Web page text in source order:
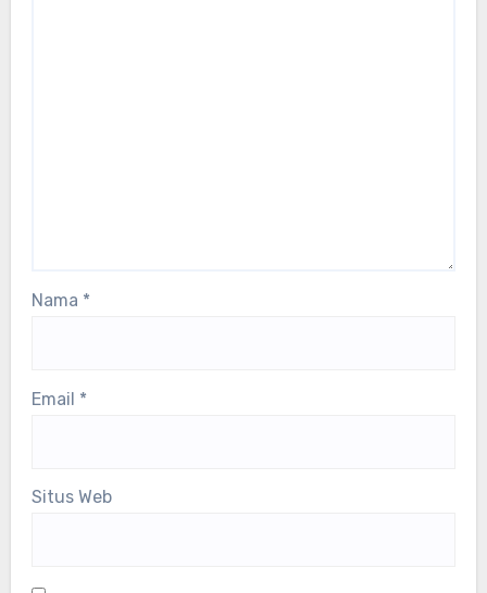
Nama *
Email *
Situs Web